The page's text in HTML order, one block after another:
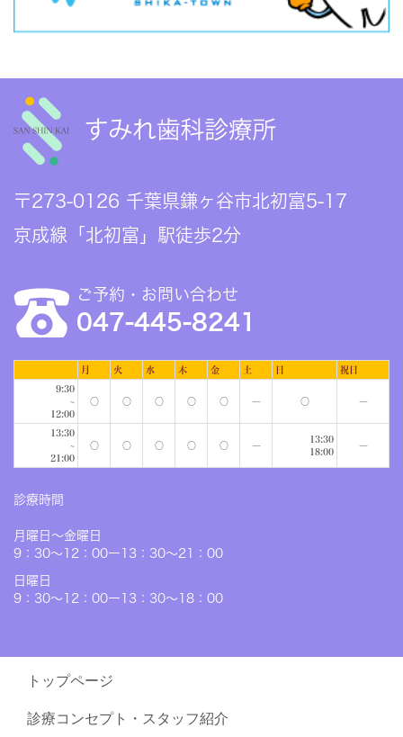
〒273-0126 千葉県鎌ヶ谷市北初富5-17
京成線「北初富」駅徒歩2分
ご予約・お問い合わせ
047-445-8241
月 火 水 木 金 土 日 祝日
9:30
~
12:00
○ ○ ○ ○ ○ ― ○ ―
13:30
~
21:00
○ ○ ○ ○ ○ ―
13:30
18:00
―
診療時間
月曜日〜金曜日
9：30～12：00ー13：30～21：00
日曜日
9：30～12：00ー13：30～18：00
トップページ
診療コンセプト・スタッフ紹介